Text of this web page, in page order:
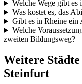
Welche Wege gibt es
Was kostet es, das
Gibt es in Rheine ein
Welche
zweiten Bildungsweg?
Weitere
Steinfurt